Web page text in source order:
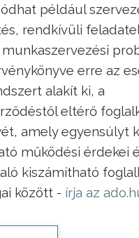
például
rendkívüli
erre az
alakít ki, a
eltérő
amely egyensúlyt
működési érdekei
kiszámítható
között - írja az